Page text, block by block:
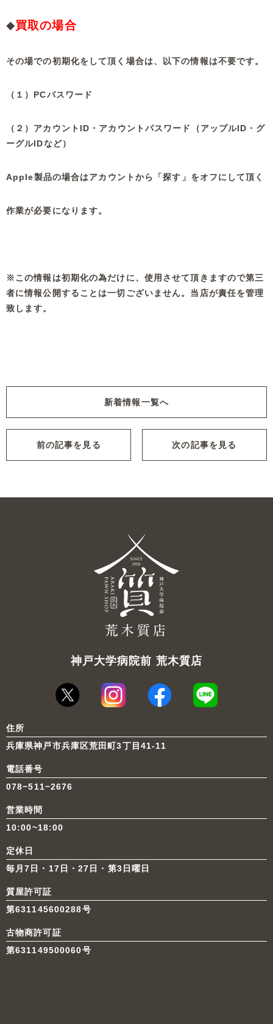
◆買取の場合
その場での初期化をして頂く場合は、以下の情報は不要です。
（１）PCパスワード
（２）アカウントID・アカウントパスワード（アップルID・グ
ーグルIDなど）
Apple製品の場合はアカウントから「探す」をオフにして頂く
作業が必要になります。
※この情報は初期化の為だけに、使用させて頂きますので第三
者に情報公開することは一切ございません。当店が責任を管理
致します。
前の記事を見る
新着情報一覧へ
次の記事を見る
神戸大学病院前 荒木質店
住所
兵庫県神戸市兵庫区荒田町3丁目41-11
電話番号
078−511−2676
営業時間
10:00~18:00
定休日
毎月7日・17日・27日・第3日曜日
質屋許可証
第631145600288号
古物商許可証
第631149500060号